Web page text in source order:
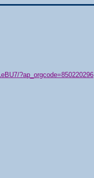
?ap_orgcode=850220296